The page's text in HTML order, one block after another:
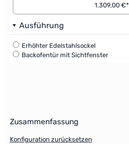
1.309,00 €*
Ausführung
Erhöhter Edelstahlsockel
Backofentür mit Sichtfenster
Zusammenfassung
Konfiguration zurücksetzen